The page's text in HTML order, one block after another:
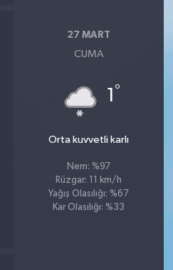
27 MART
CUMA
1 °
Orta kuvvetli karlı
Nem: %97
Rüzgar: 11 km/h
Yağış Olasılığı: %67
Kar Olasılığı: %33